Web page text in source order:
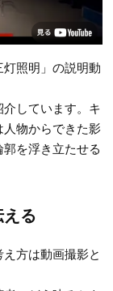
照明」の説明動
しています。キ
物からできた影
を浮き立たせる
る
方は動画撮影と